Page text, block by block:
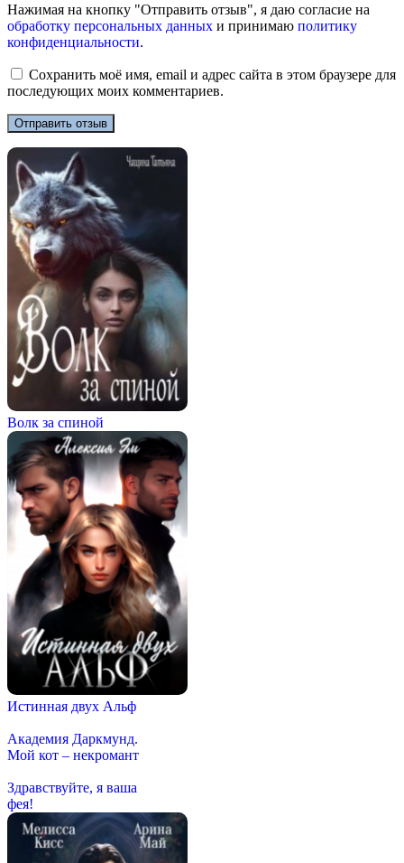
Нажимая на кнопку "Отправить отзыв", я даю согласие на
обработку персональных данных и принимаю политику
конфиденциальности.
Сохранить моё имя, email и адрес сайта в этом браузере для
последующих моих комментариев.
Волк за спиной
Истинная двух Альф
Академия Даркмунд.
Мой кот – некромант
Здравствуйте, я ваша
фея!